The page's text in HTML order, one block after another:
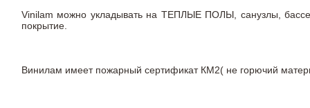
Vinilam можно укладывать на ТЕПЛЫЕ ПОЛЫ, санузлы,
покрытие.
Винилам имеет пожарный сертификат КМ2( не горючий